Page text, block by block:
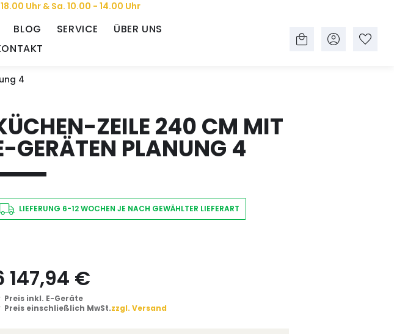
Uhr & Sa. 10.00 - 14.00 Uhr
BLOG SERVICE
ÜBER UNS
4
ZEILE 240 CM MIT
GERÄTEN PLANUNG 4
LIEFERUNG 6-12 WOCHEN JE NACH GEWÄHLTER LIEFERART
147,94 €
Preis inkl. E-Geräte
Preis einschließlich MwSt.zzgl. Versand